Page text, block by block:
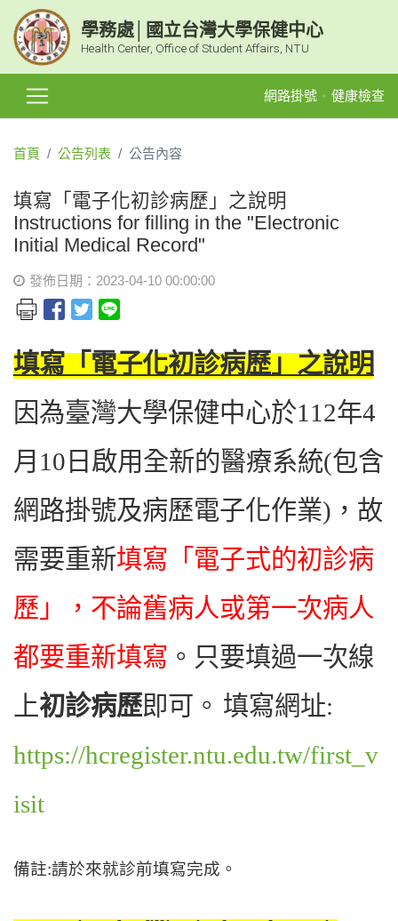
學務處│國立台灣大學保健中心
Health Center, Office of Student Affairs, NTU
網路掛號 健康檢查
首頁 公告列表 公告內容
填寫「電子化初診病歷」之說明
Instructions for filling in the "Electronic
Initial Medical Record"
發佈日期：2023-04-10 00:00:00
填寫「電子化初診病歷」之說明
因為臺灣大學保健中心於112年4
月10日啟用全新的醫療系統(包含
網路掛號及病歷電子化作業)，故
需要重新填寫「電子式的初診病
歷」，不論舊病人或第一次病人
都要重新填寫 。只要填過一次線
上初診病歷即可。 填寫網址:
https://hcregister.ntu.edu.tw/first_v
isit
備註:請於來就診前填寫完成。